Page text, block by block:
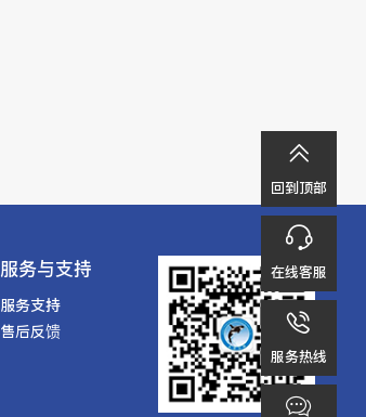
服务与支持
服务支持
售后反馈

回到顶部

在线客服

服务热线
